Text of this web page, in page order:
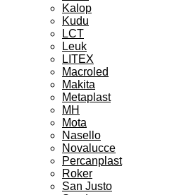
Kalop
Kudu
LCT
Leuk
LITEX
Macroled
Makita
Metaplast
MH
Mota
Nasello
Novalucce
Percanplast
Roker
San Justo